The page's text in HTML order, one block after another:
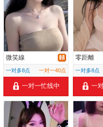
微笑線
一对多8点 一对一40点
一对一忙线中
零距離
一对多8点
一